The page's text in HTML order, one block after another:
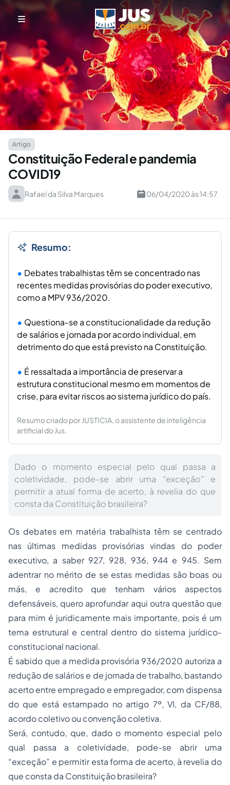
Artigo
Constituição Federal e pandemia
COVID19
Rafael da Silva Marques 06/04/2020 às 14:57
Resumo:
Debates trabalhistas têm se concentrado nas
recentes medidas provisórias do poder executivo,
como a MPV 936/2020.
Questiona-se a constitucionalidade da redução
de salários e jornada por acordo individual, em
detrimento do que está previsto na Constituição.
É ressaltada a importância de preservar a
estrutura constitucional mesmo em momentos de
crise, para evitar riscos ao sistema jurídico do país.
Resumo criado por JUSTICIA, o assistente de inteligência
artificial do Jus.
Dado o momento especial pelo qual passa a
coletividade, pode-se abrir uma “exceção” e
permitir a atual forma de acerto, à revelia do que
consta da Constituição brasileira?
Os debates em matéria trabalhista têm se centrado
nas últimas medidas provisórias vindas do poder
executivo, a saber 927, 928, 936, 944 e 945. Sem
adentrar no mérito de se estas medidas são boas ou
más, e acredito que tenham vários aspectos
defensáveis, quero aprofundar aqui outra questão que
para mim é juridicamente mais importante, pois é um
tema estrutural e central dentro do sistema jurídico-
constitucional nacional.
É sabido que a medida provisória 936/2020 autoriza a
redução de salários e de jornada de trabalho, bastando
acerto entre empregado e empregador, com dispensa
do que está estampado no artigo 7º, VI, da CF/88,
acordo coletivo ou convenção coletiva.
Será, contudo, que, dado o momento especial pelo
qual passa a coletividade, pode-se abrir uma
“exceção” e permitir esta forma de acerto, à revelia do
que consta da Constituição brasileira?